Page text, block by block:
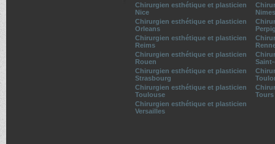
Chirurgien esthétique et plasticien
Nice
Nimes
Chirurgien esthétique et plasticien
Orleans
Chirurgien esthétique et plasticien
Reims
Chirurgien esthétique et plasticien
Rouen
Chirurgien esthétique et plasticien
Strasbourg
Chirurgien esthétique et plasticien
Toulouse
Tours
Chirurgien esthétique et plasticien
Versailles